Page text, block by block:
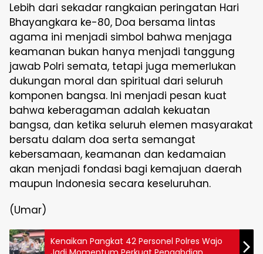
Lebih dari sekadar rangkaian peringatan Hari
Bhayangkara ke-80, Doa bersama lintas
agama ini menjadi simbol bahwa menjaga
keamanan bukan hanya menjadi tanggung
jawab Polri semata, tetapi juga memerlukan
dukungan moral dan spiritual dari seluruh
komponen bangsa. Ini menjadi pesan kuat
bahwa keberagaman adalah kekuatan
bangsa, dan ketika seluruh elemen masyarakat
bersatu dalam doa serta semangat
kebersamaan, keamanan dan kedamaian
akan menjadi fondasi bagi kemajuan daerah
maupun Indonesia secara keseluruhan.
(Umar)
Kenaikan Pangkat 42 Personel Polres Wajo